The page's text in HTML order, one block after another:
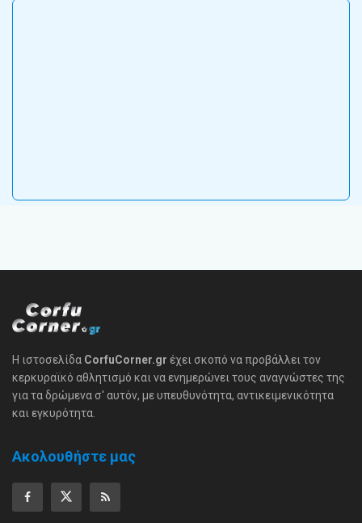
Η ιστοσελίδα CorfuCorner.gr έχει σκοπό να προβάλλει τον
κερκυραϊκό αθλητισμό και να ενημερώνει τους αναγνώστες της
για τα δρώμενα σ' αυτόν, με υπευθυνότητα, αντικειμενικότητα
και εγκυρότητα.
Ακολουθήστε μας